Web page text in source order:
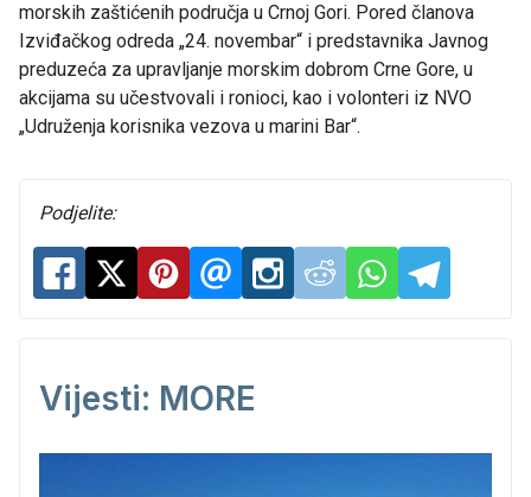
morskih zaštićenih područja u Crnoj Gori. Pored članova
Izviđačkog odreda „24. novembar“ i predstavnika Javnog
preduzeća za upravljanje morskim dobrom Crne Gore, u
akcijama su učestvovali i ronioci, kao i volonteri iz NVO
„Udruženja korisnika vezova u marini Bar“.
Podjelite:
Vijesti: MORE